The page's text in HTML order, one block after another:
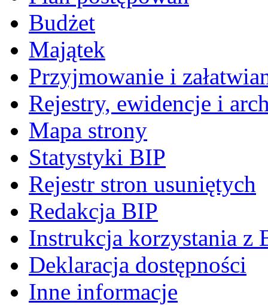
Budżet
Majątek
Przyjmowanie i
Rejestry, ewidencje i
Mapa strony
Statystyki BIP
Rejestr stron usuniętych
Redakcja BIP
Instrukcja korzystania z
Deklaracja dostępności
Inne informacje